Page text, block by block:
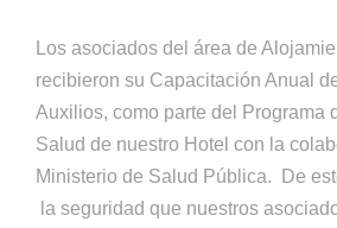
Los asociados del área de
recibieron su Capacitación Anual
Auxilios, como parte del Programa
Salud de nuestro Hotel con la
Ministerio de Salud Pública. De
la seguridad que nuestros